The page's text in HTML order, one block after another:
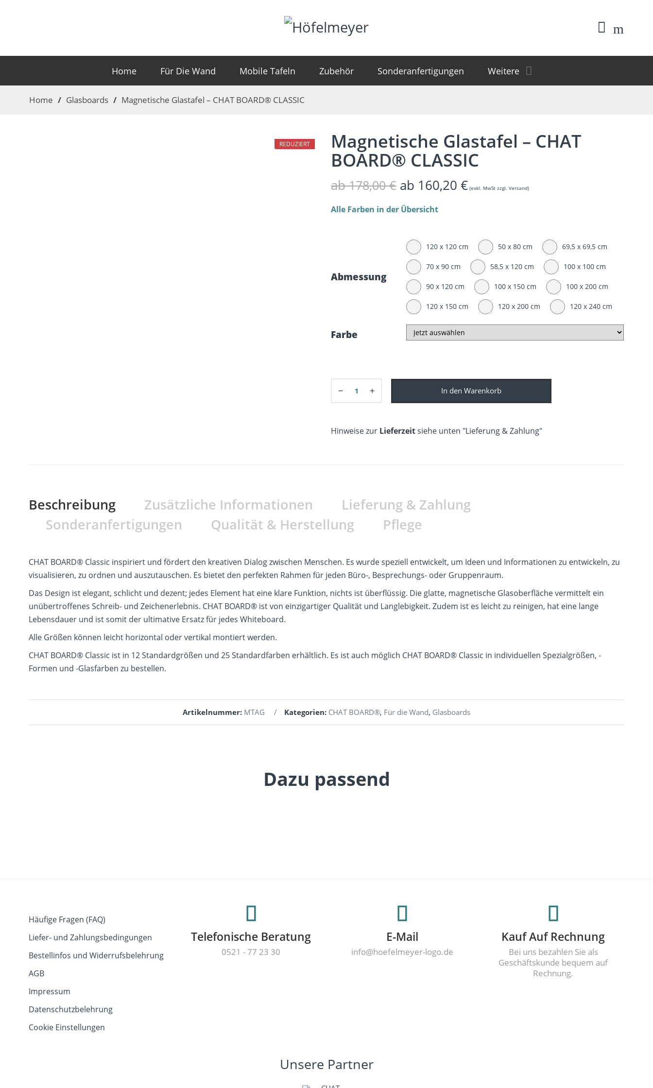
Home Für Die Wand Mobile Tafeln Zubehör Sonderanfertigungen Weitere
Home / Glasboards / Magnetische Glastafel – CHAT BOARD® CLASSIC
REDUZIERT Magnetische Glastafel – CHAT
BOARD® CLASSIC
ab178,00€ ab 160,20€ (exkl. MwSt zzgl. Versand)
Alle Farben in der Übersicht
Abmessung
120 x 120 cm 50 x 80 cm 69,5 x 69,5 cm
70 x 90 cm 58,5 x 120 cm 100 x 100 cm
90 x 120 cm 100 x 150 cm 100 x 200 cm
120 x 150 cm 120 x 200 cm 120 x 240 cm
Farbe
+
− In den Warenkorb
Hinweise zur Lieferzeitsiehe unten "Lieferung & Zahlung"
Beschreibung Zusätzliche Informationen
Lieferung & Zahlung
Sonderanfertigungen
Qualität & Herstellung Pflege
CHAT BOARD® Classic inspiriert und fördert den kreativen Dialog zwischen Menschen. Es wurde speziell entwickelt, um Ideen und Informationen zu entwickeln, zu
visualisieren, zu ordnen und auszutauschen. Es bietet den perfekten Rahmen für jeden Büro-, Besprechungs- oder Gruppenraum.
Das Design ist elegant, schlicht und dezent; jedes Element hat eine klare Funktion, nichts ist überflüssig. Die glatte, magnetische Glasoberfläche vermittelt ein
unübertroffenes Schreib- und Zeichenerlebnis. CHAT BOARD® ist von einzigartiger Qualität und Langlebigkeit. Zudem ist es leicht zu reinigen, hat eine lange
Lebensdauer und ist somit der ultimative Ersatz für jedes Whiteboard.
Alle Größen können leicht horizontal oder vertikal montiert werden.
CHAT BOARD® Classic ist in 12 Standardgrößen und 25 Standardfarben erhältlich. Es ist auch möglich CHAT BOARD® Classic in individuellen Spezialgrößen, -
Formen und -Glasfarben zu bestellen.
Artikelnummer: MTAG Kategorien: CHAT BOARD®, Für die Wand, Glasboards
Dazu passend
Häufige Fragen (FAQ)
Liefer- und Zahlungsbedingungen
Bestellinfos und Widerrufsbelehrung
AGB
Impressum
Datenschutzbelehrung
Cookie Einstellungen
Telefonische Beratung
0521 - 77 23 30
E-Mail
info@hoefelmeyer-logo.de
Kauf Auf Rechnung
Bei uns bezahlen Sie als
Geschäftskunde bequem auf
Rechnung.
Unsere Partner